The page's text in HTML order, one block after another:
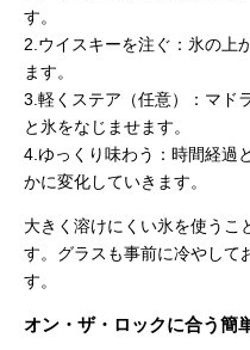
す。
2.ウイスキーを注ぐ：氷の上
ます。
3.軽くステア（任意）：マド
と氷をなじませます。
4.ゆっくり味わう：時間経過
かに変化していきます。
大きく溶けにくい氷を使うこ
す。グラスも事前に冷やして
す。
オン・ザ・ロックに合う簡